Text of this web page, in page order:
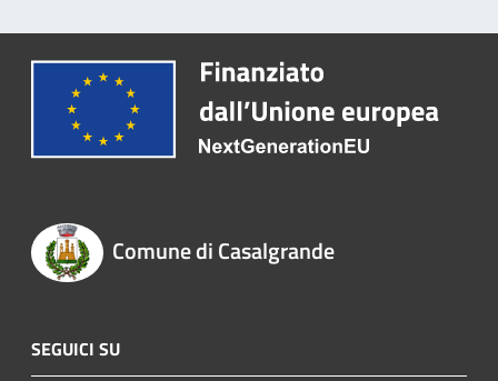
Comune di Casalgrande
SEGUICI SU